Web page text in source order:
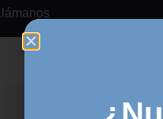
Llámanos